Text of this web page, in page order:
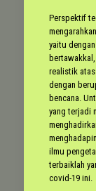
Perspektif
yaitu
realistik atas
dengan
bencana.
yang terjadi
ilmu
terbaiklah
covid-19 ini.